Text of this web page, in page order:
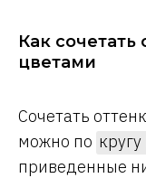
Как
цветами
Сочетать
можно по
приведенные